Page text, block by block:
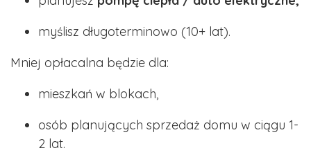
myślisz długoterminowo (10+ lat).
Mniej opłacalna będzie dla:
mieszkań w blokach,
osób planujących sprzedaż domu w ciągu 1-
2 lat.